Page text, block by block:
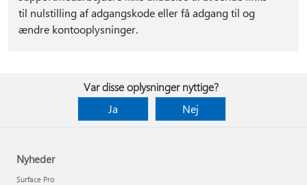
til nulstilling af adgangskode eller få adgang til og
ændre kontooplysninger.
Var disse oplysninger nyttige?
Ja
Nej
Nyheder
Surface Pro